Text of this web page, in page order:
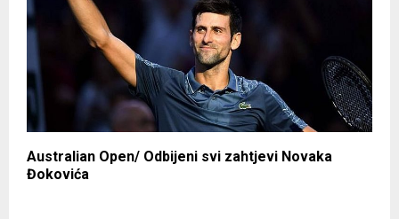
Australian Open/ Odbijeni svi zahtjevi Novaka
Đokovića